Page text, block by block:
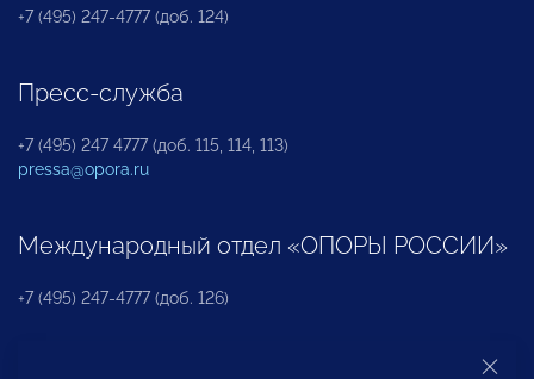
+7 (495) 247-4777 (доб. 124)
Пресс-служба
+7 (495) 247 4777 (доб. 115, 114, 113)
pressa@opora.ru
Международный отдел «ОПОРЫ РОССИИ»
+7 (495) 247-4777 (доб. 126)